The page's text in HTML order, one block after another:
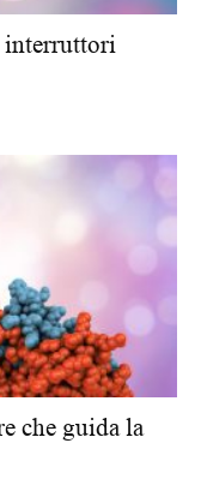
interruttori
che guida la